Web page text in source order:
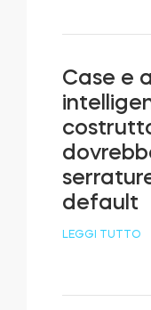
Case e
default
LEGGI TUTTO